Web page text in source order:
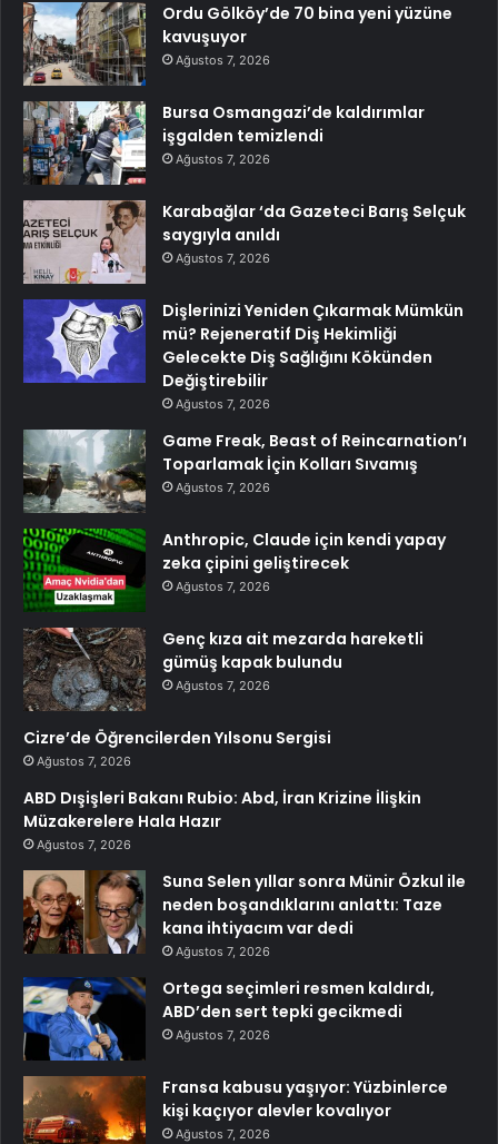
Ordu Gölköy’de 70 bina yeni yüzüne
kavuşuyor
Ağustos 7, 2026
Bursa Osmangazi’de kaldırımlar
işgalden temizlendi
Ağustos 7, 2026
Karabağlar ‘da Gazeteci Barış Selçuk
saygıyla anıldı
Ağustos 7, 2026
Dişlerinizi Yeniden Çıkarmak Mümkün
mü? Rejeneratif Diş Hekimliği
Gelecekte Diş Sağlığını Kökünden
Değiştirebilir
Ağustos 7, 2026
Game Freak, Beast of Reincarnation’ı
Toparlamak İçin Kolları Sıvamış
Ağustos 7, 2026
Anthropic, Claude için kendi yapay
zeka çipini geliştirecek
Ağustos 7, 2026
Genç kıza ait mezarda hareketli
gümüş kapak bulundu
Ağustos 7, 2026
Cizre’de Öğrencilerden Yılsonu Sergisi
Ağustos 7, 2026
ABD Dışişleri Bakanı Rubio: Abd, İran Krizine İlişkin
Müzakerelere Hala Hazır
Ağustos 7, 2026
Suna Selen yıllar sonra Münir Özkul ile
neden boşandıklarını anlattı: Taze
kana ihtiyacım var dedi
Ağustos 7, 2026
Ortega seçimleri resmen kaldırdı,
ABD’den sert tepki gecikmedi
Ağustos 7, 2026
Fransa kabusu yaşıyor: Yüzbinlerce
kişi kaçıyor alevler kovalıyor
Ağustos 7, 2026